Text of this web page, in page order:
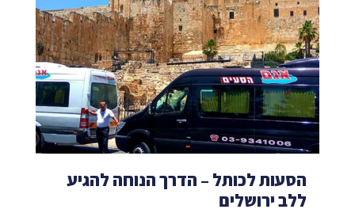
הסעות לכותל – הדרך הנוחה להגיע
ללב ירושלים